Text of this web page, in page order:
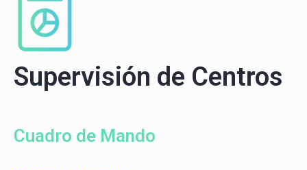
Supervisión de Centros
Cuadro de Mando